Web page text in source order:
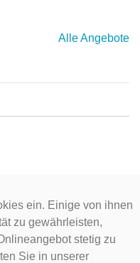
Alle Angebote
ein. Einige von ihnen
zu gewährleisten,
stetig zu
Sie in unserer